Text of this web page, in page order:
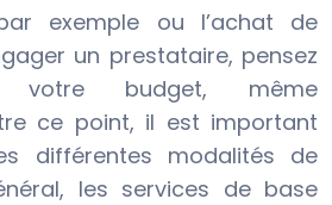
exemple ou l’achat de
un prestataire, pensez
votre budget, même
ce point, il est important
différentes modalités de
les services de base